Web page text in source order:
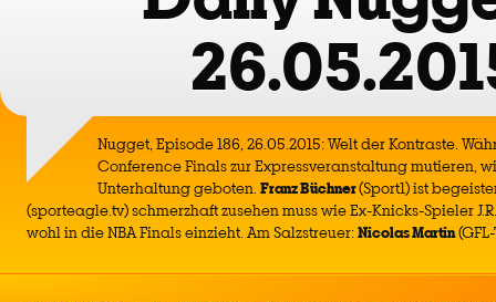
Nugget, Episode 186, 26.05.2015: Welt der Kontraste.
Conference Finals zur Expressveranstaltung mutieren,
Unterhaltung geboten.Franz Büchner(Sport1) ist
(sporteagle.tv) schmerzhaft zusehen muss wie Ex-Knicks-Spieler
wohl in die NBA Finals einzieht. Am Salzstreuer:Nicolas Martin